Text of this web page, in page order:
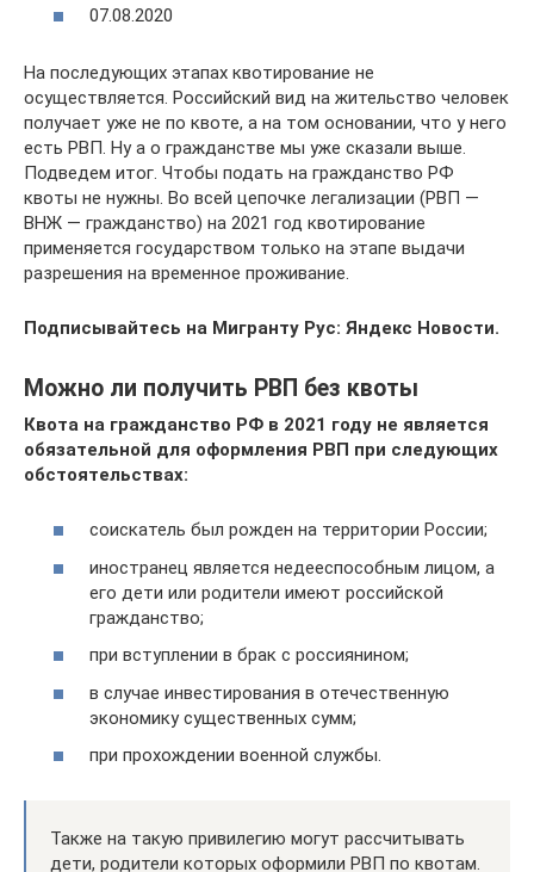
07.08.2020
На последующих этапах квотирование не
осуществляется. Российский вид на жительство человек
получает уже не по квоте, а на том основании, что у него
есть РВП. Ну а о гражданстве мы уже сказали выше.
Подведем итог. Чтобы подать на гражданство РФ
квоты не нужны. Во всей цепочке легализации (РВП —
ВНЖ — гражданство) на 2021 год квотирование
применяется государством только на этапе выдачи
разрешения на временное проживание.
Подписывайтесь на Мигранту Рус: Яндекс Новости.
Можно ли получить РВП без квоты
Квота на гражданство РФ в 2021 году не является
обязательной для оформления РВП при следующих
обстоятельствах:
соискатель был рожден на территории России;
иностранец является недееспособным лицом, а
его дети или родители имеют российской
гражданство;
при вступлении в брак с россиянином;
в случае инвестирования в отечественную
экономику существенных сумм;
при прохождении военной службы.
Также на такую привилегию могут рассчитывать
дети, родители которых оформили РВП по квотам.